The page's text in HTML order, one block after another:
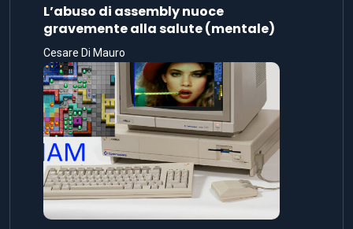
L’abuso di assembly nuoce
gravemente alla salute (mentale)
Cesare Di Mauro